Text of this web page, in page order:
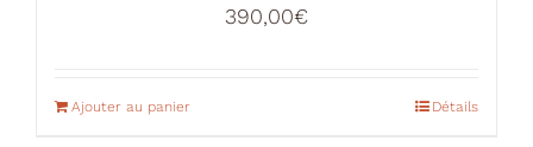
390,00€
Ajouter au panier Détails